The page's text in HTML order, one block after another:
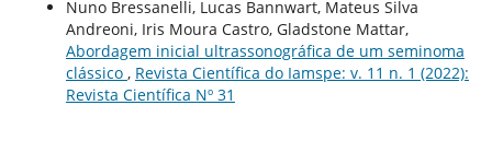
Nuno Bressanelli, Lucas Bannwart, Mateus Silva
Andreoni, Iris Moura Castro, Gladstone Mattar,
Abordagem inicial ultrassonográfica de um seminoma
clássico , Revista Científica do Iamspe: v. 11 n. 1 (2022):
Revista Científica Nº 31